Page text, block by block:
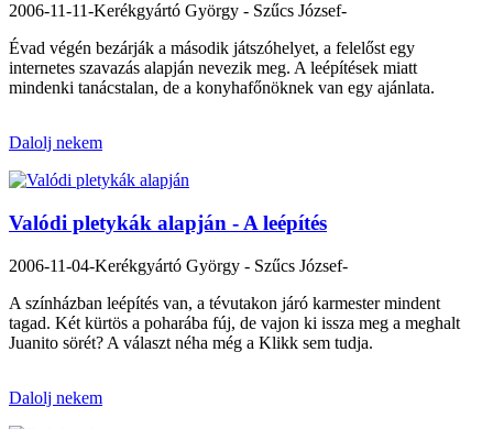
2006-11-11-Kerékgyártó György - Szűcs József-
Évad végén bezárják a második játszóhelyet, a felelőst egy
internetes szavazás alapján nevezik meg. A leépítések miatt
mindenki tanácstalan, de a konyhafőnöknek van egy ajánlata.
Dalolj nekem
Valódi pletykák alapján - A leépítés
2006-11-04-Kerékgyártó György - Szűcs József-
A színházban leépítés van, a tévutakon járó karmester mindent
tagad. Két kürtös a poharába fúj, de vajon ki issza meg a meghalt
Juanito sörét? A választ néha még a Klikk sem tudja.
Dalolj nekem